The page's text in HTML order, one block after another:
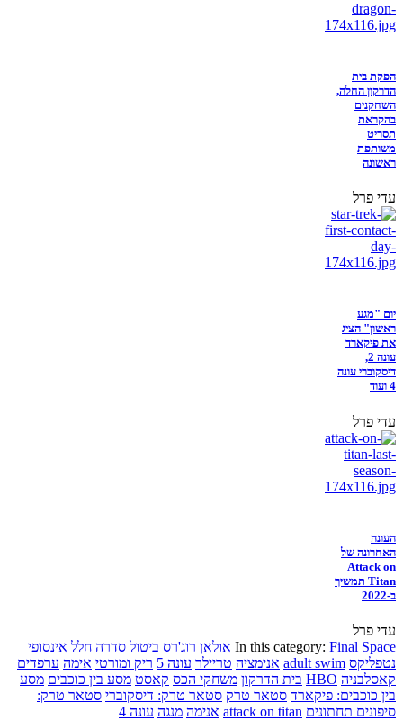
הפקת בית
הדרקון החלה,
השחקנים
בהקראת
תסריט
משותפת
ראשונה
עדי פרל
יום "מגע
ראשון" הציג
את פיקארד
עונה 2,
דיסקוברי עונה
4 ועוד
עדי פרל
העונה
האחרונה של
Attack on
Titan תמשיך
ב-2022
עדי פרל
In this category: Final Space אולאן רוג'רס ביטול סדרה חלל אינסופי
נטפליקס adult swim אנימציה טריילר עונה 5 ריק ומורטי אימה ערפדים
קאסלבניה HBO בית הדרקון משחקי הכס קאסט מסע בין כוכבים מסע
בין כוכבים: פיקארד סטאר טרק סטאר טרק: דיסקוברי סטאר טרק:
סיפונים תחתונים attack on titan אנימה מנגה עונה 4